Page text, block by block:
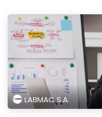
LABMAC S.A.